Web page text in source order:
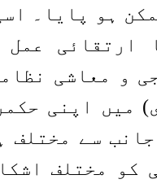
ہو پایا۔
ارتقائی عمل
و معاشی
میں اپنی
سے مختلف
کو مختلف